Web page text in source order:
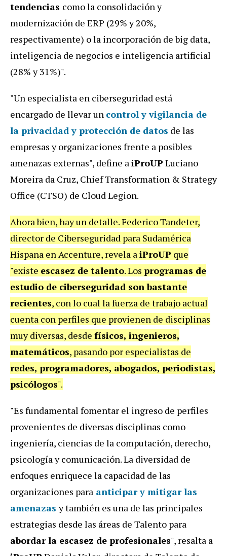
tendencias como la consolidación y
modernización de ERP (29% y 20%,
respectivamente) o la incorporación de big data,
inteligencia de negocios e inteligencia artificial
(28% y 31%)".
"Un especialista en ciberseguridad está
encargado de llevar un control y vigilancia de
la privacidad y protección de datos de las
empresas y organizaciones frente a posibles
amenazas externas", define aiProUP Luciano
Moreira da Cruz, Chief Transformation & Strategy
Office (CTSO) de Cloud Legion.
Ahora bien, hay un detalle. Federico Tandeter,
director de Ciberseguridad para Sudamérica
Hispana en Accenture, revela aiProUP que
"existe escasez de talento. Los programas de
estudio de ciberseguridad son bastante
recientes, con lo cual la fuerza de trabajo actual
cuenta con perfiles que provienen de disciplinas
muy diversas, desde físicos, ingenieros,
matemáticos, pasando por especialistas de
redes, programadores, abogados, periodistas,
psicólogos".
"Es fundamental fomentar el ingreso de perfiles
provenientes de diversas disciplinas como
ingeniería, ciencias de la computación, derecho,
psicología y comunicación. La diversidad de
enfoques enriquece la capacidad de las
organizaciones para anticipar y mitigar las
amenazas y también es una de las principales
estrategias desde las áreas de Talento para
abordar la escasez de profesionales", resalta a